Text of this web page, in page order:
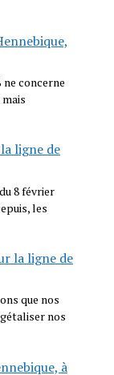
concerne
ligne de
8 février
les
la ligne de
que nos
nos
à